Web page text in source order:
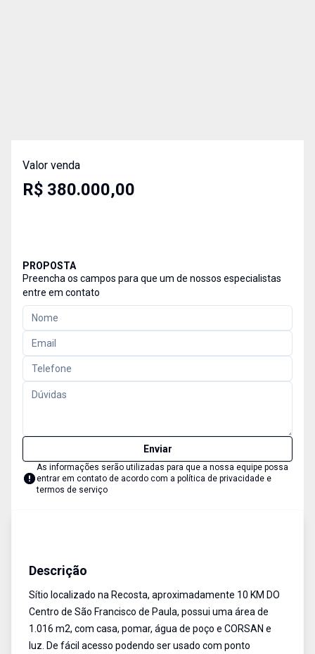
Valor venda
R$ 380.000,00
PROPOSTA
Preencha os campos para que um de nossos especialistas
entre em contato
Enviar
As informações serão utilizadas para que a nossa equipe possa
entrar em contato de acordo com a política de privacidade e
termos de serviço
Descrição
Sítio localizado na Recosta, aproximadamente 10 KM DO
Centro de São Francisco de Paula, possui uma área de
1.016 m2, com casa, pomar, água de poço e CORSAN e
luz. De fácil acesso podendo ser usado com ponto